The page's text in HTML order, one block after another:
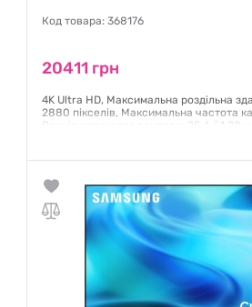
Код товара: 368176
20411 грн
4K Ultra HD, Максимальна роздільна
2880 пікселів, Максимальна частота
Розмір оптичного сенсора: 25,4 / 1,28
JPG. Діагональ дисплею: 6,35 см (2.5").
Фіксована фокусна відстань: 14,3 мм.
6400
Гарантия:24 месяца